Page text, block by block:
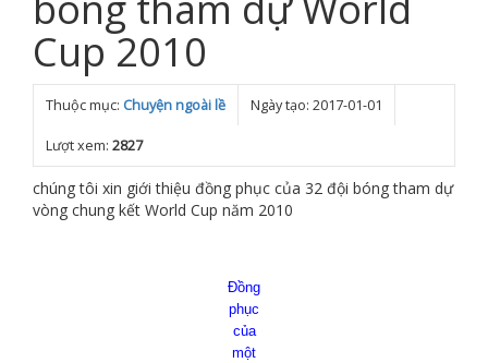
Cup 2010
Thuộc mục: Chuyện ngoài lề Ngày tạo: 2017-01-01
Lượt xem: 2827
chúng tôi xin giới thiệu đồng phục của 32 đội bóng tham dự
vòng chung kết World Cup năm 2010
Đồng
phục
của
một